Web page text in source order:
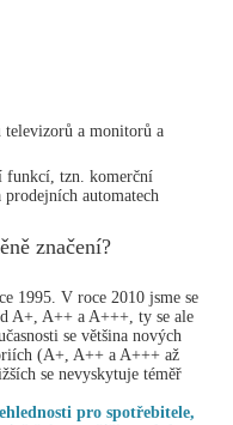
televizorů a monitorů a
funkcí, tzn. komerční
automatech
značení?
1995. V roce 2010 jsme se
A+, A++ a A+++, ty se ale
se většina nových
(A+, A++ a A+++ až
se nevyskytuje téměř
pro spotřebitele,